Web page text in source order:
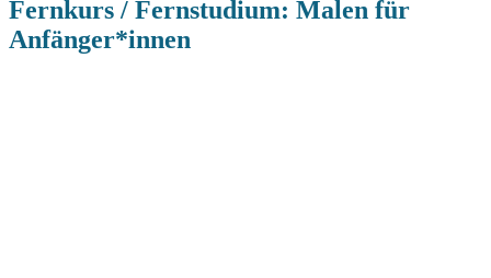
Fernkurs / Fernstudium: Malen für
Anfänger*innen